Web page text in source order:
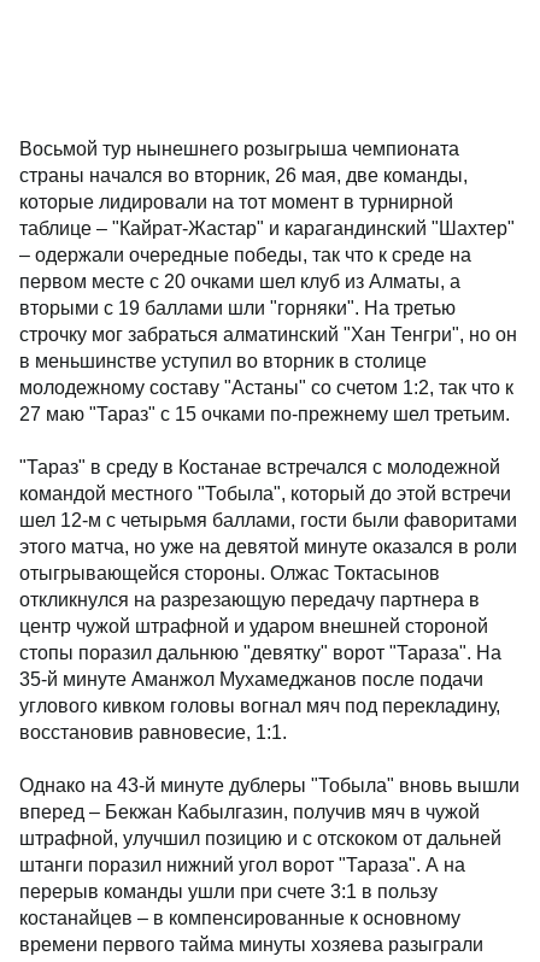
Восьмой тур нынешнего розыгрыша чемпионата
страны начался во вторник, 26 мая, две команды,
которые лидировали на тот момент в турнирной
таблице – "Кайрат-Жастар" и карагандинский "Шахтер"
– одержали очередные победы, так что к среде на
первом месте с 20 очками шел клуб из Алматы, а
вторыми с 19 баллами шли "горняки". На третью
строчку мог забраться алматинский "Хан Тенгри", но он
в меньшинстве уступил во вторник в столице
молодежному составу "Астаны" со счетом 1:2, так что к
27 маю "Тараз" с 15 очками по-прежнему шел третьим.
"Тараз" в среду в Костанае встречался с молодежной
командой местного "Тобыла", который до этой встречи
шел 12-м с четырьмя баллами, гости были фаворитами
этого матча, но уже на девятой минуте оказался в роли
отыгрывающейся стороны. Олжас Токтасынов
откликнулся на разрезающую передачу партнера в
центр чужой штрафной и ударом внешней стороной
стопы поразил дальнюю "девятку" ворот "Тараза". На
35-й минуте Аманжол Мухамеджанов после подачи
углового кивком головы вогнал мяч под перекладину,
восстановив равновесие, 1:1.
Однако на 43-й минуте дублеры "Тобыла" вновь вышли
вперед – Бекжан Кабылгазин, получив мяч в чужой
штрафной, улучшил позицию и с отскоком от дальней
штанги поразил нижний угол ворот "Тараза". А на
перерыв команды ушли при счете 3:1 в пользу
костанайцев – в компенсированные к основному
времени первого тайма минуты хозяева разыграли